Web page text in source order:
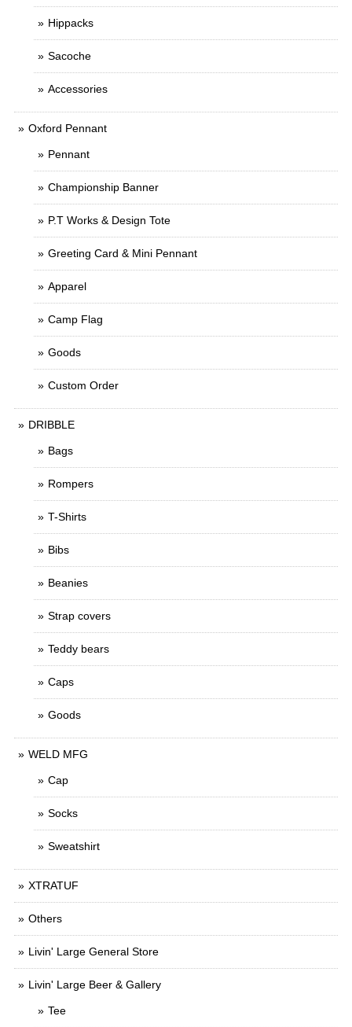
Hippacks
Sacoche
Accessories
Oxford Pennant
Pennant
Championship Banner
P.T Works & Design Tote
Greeting Card & Mini Pennant
Apparel
Camp Flag
Goods
Custom Order
DRIBBLE
Bags
Rompers
T-Shirts
Bibs
Beanies
Strap covers
Teddy bears
Caps
Goods
WELD MFG
Cap
Socks
Sweatshirt
XTRATUF
Others
Livin' Large General Store
Livin' Large Beer & Gallery
Tee